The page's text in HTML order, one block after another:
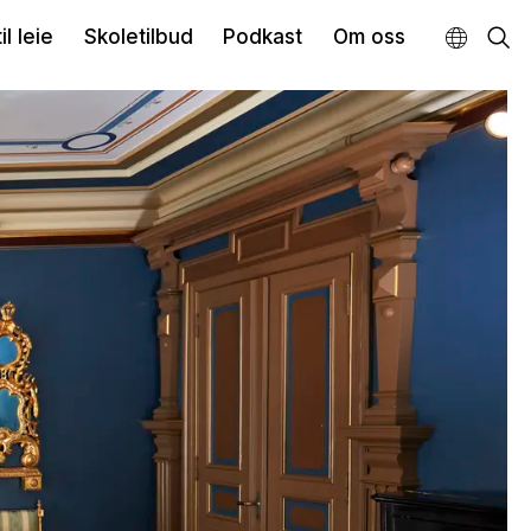
leie Skoletilbud Podkast Om oss